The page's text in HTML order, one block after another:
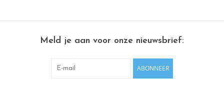
Meld je aan voor onze nieuwsbrief:
ABONNEER